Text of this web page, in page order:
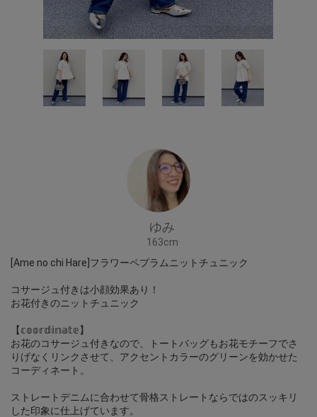
ゆみ
163cm
[Ame no chi Hare]フラワーペプラムニットチュニック
コサージュ付きは小顔効果あり！
お花付きのニットチュニック
【𝕔𝕠𝕠𝕣𝕕𝕚𝕟𝕒𝕥𝕖】
お花のコサージュ付きなので、トートバッグもお花モチーフでさ
りげなくリンクさせて、アクセントカラーのグリーンを効かせた
コーディネート。
ストレートデニムに合わせて骨格ストレートならではのスッキリ
した印象に仕上げています。